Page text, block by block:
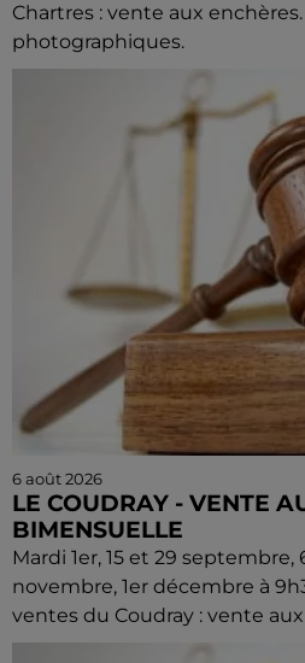
Chartres : vente aux
photographiques.
6 août 2026
LE COUDRAY - VENTE
BIMENSUELLE
Mardi 1er, 15 et 29 septembre,
novembre, 1er décembre à
ventes du Coudray : vente